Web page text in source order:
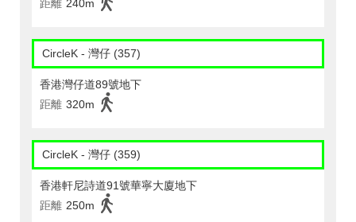
距離 240m
CircleK - 灣仔 (357)
香港灣仔道89號地下
距離 320m
CircleK - 灣仔 (359)
香港軒尼詩道91號華寧大廈地下
距離 250m